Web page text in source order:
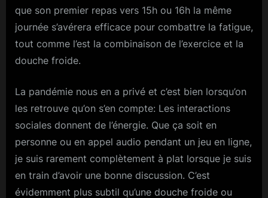
que son premier repas vers 15h ou 16h la même
journée s’avérera efficace pour combattre la fatigue,
tout comme l’est la combinaison de l’exercice et la
douche froide.
La pandémie nous en a privé et c’est bien lorsqu’on
les retrouve qu’on s’en compte: Les interactions
sociales donnent de l’énergie. Que ça soit en
personne ou en appel audio pendant un jeu en ligne,
je suis rarement complètement à plat lorsque je suis
en train d’avoir une bonne discussion. C’est
évidemment plus subtil qu’une douche froide ou